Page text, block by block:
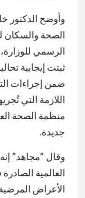
وأوضح الدكتور
الصحة والسكان
ثبتت إيجابية
ضمن إجراءات
اللازمة التي
جديدة.
وقال “مجاهد”